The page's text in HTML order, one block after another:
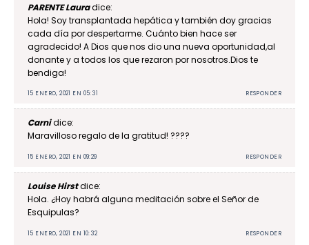
PARENTE Lauradice:
Hola! Soy transplantada hepática y también doy gracias
cada día por despertarme. Cuánto bien hace ser
agradecido! A Dios que nos dio una nueva oportunidad,al
donante y a todos los que rezaron por nosotros.Dios te
bendiga!
15 ENERO, 2021 EN 05:31 RESPONDER
Carnidice:
Maravilloso regalo de la gratitud! ????
15 ENERO, 2021 EN 09:29 RESPONDER
Louise Hirstdice:
Hola. ¿Hoy habrá alguna meditación sobre el Señor de
Esquipulas?
15 ENERO, 2021 EN 10:32 RESPONDER